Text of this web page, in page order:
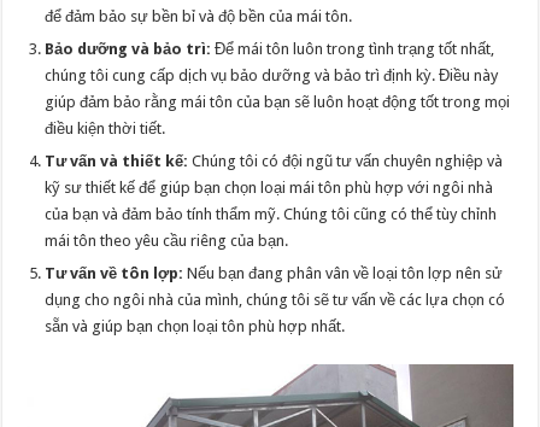
để đảm bảo sự bền bỉ và độ bền của mái tôn.
Bảo dưỡng và bảo trì: Để mái tôn luôn trong tình trạng tốt nhất,
chúng tôi cung cấp dịch vụ bảo dưỡng và bảo trì định kỳ. Điều này
giúp đảm bảo rằng mái tôn của bạn sẽ luôn hoạt động tốt trong mọi
điều kiện thời tiết.
Tư vấn và thiết kế: Chúng tôi có đội ngũ tư vấn chuyên nghiệp và
kỹ sư thiết kế để giúp bạn chọn loại mái tôn phù hợp với ngôi nhà
của bạn và đảm bảo tính thẩm mỹ. Chúng tôi cũng có thể tùy chỉnh
mái tôn theo yêu cầu riêng của bạn.
Tư vấn về tôn lợp: Nếu bạn đang phân vân về loại tôn lợp nên sử
dụng cho ngôi nhà của mình, chúng tôi sẽ tư vấn về các lựa chọn có
sẵn và giúp bạn chọn loại tôn phù hợp nhất.